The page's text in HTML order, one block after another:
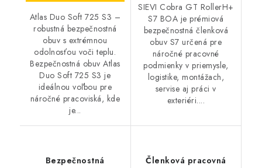
Atlas Duo Soft 725 S3 –
robustná bezpečnostná
obuv s extrémnou
odolnosťou voči teplu.
Bezpečnostná obuv Atlas
Duo Soft 725 S3 je
ideálnou voľbou pre
náročné pracoviská, kde
je...
SIEVI Cobra GT RollerH+
S7 BOA je prémiová
bezpečnostná členková
obuv S7 určená pre
náročné pracovné
podmienky v priemysle,
logistike, montážach,
servise aj práci v
exteriéri....
Bezpečnostná
Členková pracovná